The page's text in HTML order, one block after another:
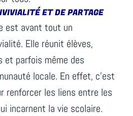
ET DE PARTAGE
est avant tout un
Elle réunit élèves,
et parfois même des
locale. En effet, c'est
renforcer les liens entre les
incarnent la vie scolaire.